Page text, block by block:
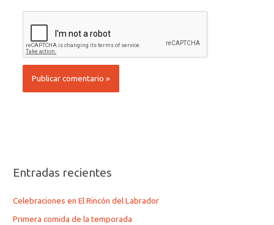
Entradas recientes
Celebraciones en El Rincón del Labrador
Primera comida de la temporada